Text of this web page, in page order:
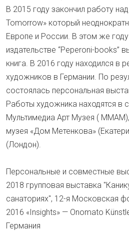
В 2015 году закончил работу
Tomorrow» который
Европе и России. В этом же
издательстве “Peperoni-books”
книга. В 2016 году находился в
художников в Германии. По
состоялась персональная
Работы художника находятся в
Мультимедиа Арт Музея (
музея «Дом Метенкова»
(Лондон).
Персональные и совместные
2018 групповая выставка
санаториях", 12-я Московская
2016 «Insights» — Onomato
Германия